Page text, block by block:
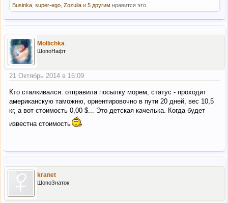
Зважаючи на ситуацію що склалась ми повернемо Вам 3 дол.
за перевірку даного треку і надамо 1 подарунковий
Businka super-ego Zozulia и 5 другим нравится это.
Mollichka
ШопоНафт
21 Октябрь 2014 в 16:09
Кто сталкивался: отправила посылку морем, статус - проходит
американскую таможню, ориентировочно в пути 20 дней, вес 10,5
кг, а вот стоимость 0,00 $... Это детская качелька. Когда будет
известна стоимость
kranet
ШопоЗнаток